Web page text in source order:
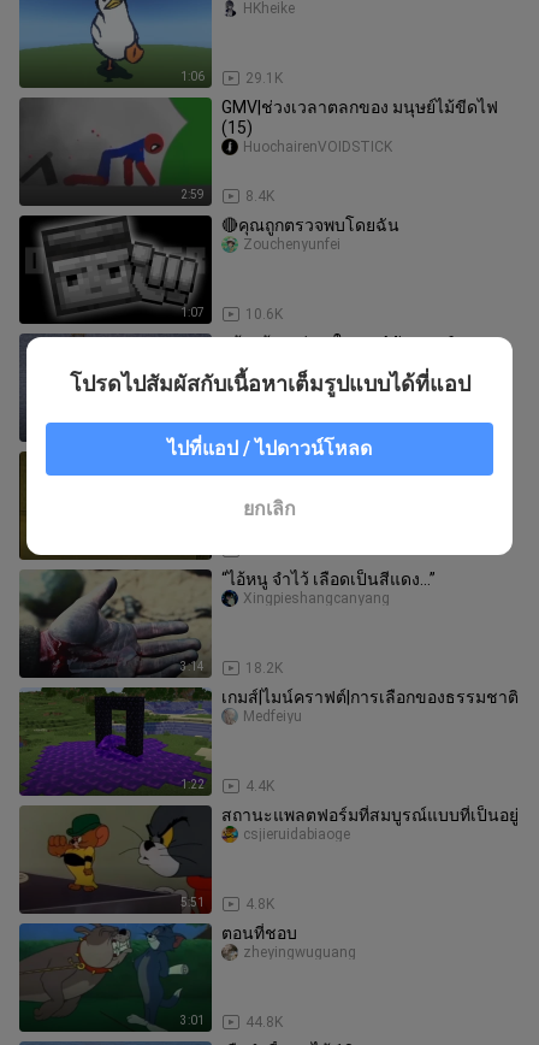
1:06 29.1K
HKheike
2:59
GMV|ช่วงเวลาตลกของ มนุษย์ไม้ขีดไฟ
(15)
8.4K
HuochairenVOIDSTICK
1:07
🔴คุณถูกตรวจพบโดยฉัน
10.6K
Zouchenyunfei
สร้างบ้านเจ๋ง ๆ ในเกม Minecraft
ห้องลับ—ตัวหนอน
bls_horrorgame
3:14
“ไอ้หนู จำไว้ เลือดเป็นสีแดง...”
18.2K
Xingpieshangcanyang
1:22
เกมส์|ไมน์คราฟต์|การเลือกของธรรมชาติ
4.4K
Medfeiyu
5:51
สถานะแพลตฟอร์มที่สมบูรณ์แบบที่เป็นอยู่
4.8K
csjieruidabiaoge
3:01
ตอนที่ชอบ
44.8K
zheyingwuguang
โปรดไปสัมผัสกับเนื้อหาเต็มรูปแบบได้ที่แอป
ไปที่แอป / ไปดาวน์โหลด
ยกเลิก